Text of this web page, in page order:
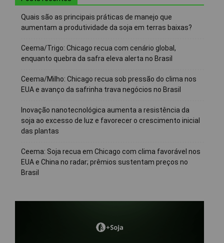
Quais são as principais práticas de manejo que
aumentam a produtividade da soja em terras baixas?
Ceema/Trigo: Chicago recua com cenário global,
enquanto quebra da safra eleva alerta no Brasil
Ceema/Milho: Chicago recua sob pressão do clima nos
EUA e avanço da safrinha trava negócios no Brasil
Inovação nanotecnológica aumenta a resistência da
soja ao excesso de luz e favorecer o crescimento inicial
das plantas
Ceema: Soja recua em Chicago com clima favorável nos
EUA e China no radar; prêmios sustentam preços no
Brasil